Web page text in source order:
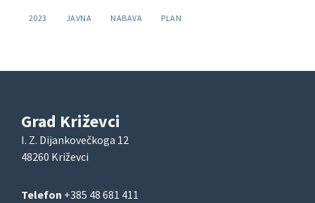
Oznake:
2023 JAVNA NABAVA PLAN
Grad Križevci
I. Z. Dijankovečkoga 12
48260 Križevci
Telefon +385 48 681 411